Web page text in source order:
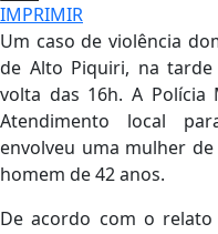
IMPRIMIR
Um caso de violência
de Alto Piquiri, na
volta das 16h. A
Atendimento local
envolveu uma mulher
homem de 42 anos.
De acordo com o